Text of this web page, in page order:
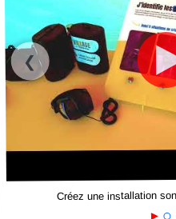
❮
Créez une installation